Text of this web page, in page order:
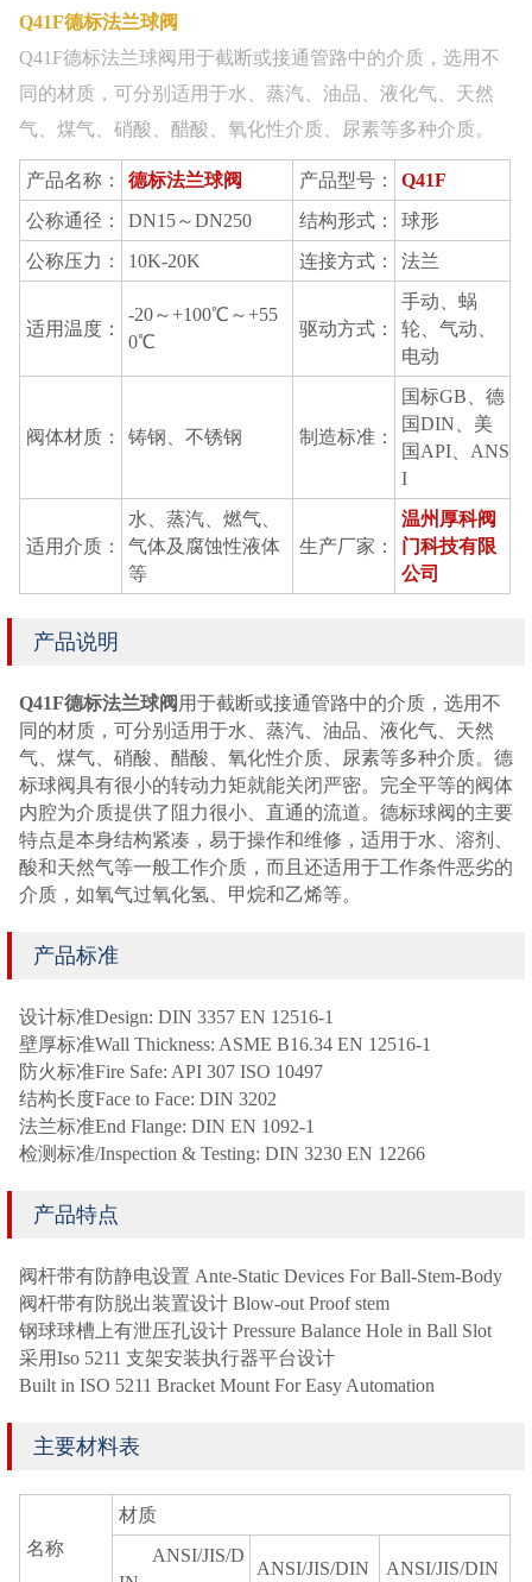
Q41F德标法兰球阀
Q41F德标法兰球阀用于截断或接通管路中的介质，选用不
同的材质，可分别适用于水、蒸汽、油品、液化气、天然
气、煤气、硝酸、醋酸、氧化性介质、尿素等多种介质。
产品名称： 德标法兰球阀 产品型号：
Q41F
公称通径：
DN15～DN250 结构形式：
球形
公称压力：
10K-20K 连接方式： 法兰
适用温度：
-20～+100℃～+55
0℃
驱动方式：
手动、蜗
轮、气动、
电动
阀体材质： 铸钢、不锈钢 制造标准：
国标GB、德
国DIN、美
国API、ANS
I
适用介质：
水、蒸汽、燃气、
气体及腐蚀性液体
等
生产厂家：
温州厚科阀
门科技有限
公司
产品说明
Q41F德标法兰球阀 用于截断或接通管路中的介质，选用不
同的材质，可分别适用于水、蒸汽、油品、液化气、天然
气、煤气、硝酸、醋酸、氧化性介质、尿素等多种介质。德
标球阀具有很小的转动力矩就能关闭严密。完全平等的阀体
内腔为介质提供了阻力很小、直通的流道。德标球阀的主要
特点是本身结构紧凑，易于操作和维修，适用于水、溶剂、
酸和天然气等一般工作介质，而且还适用于工作条件恶劣的
介质，如氧气过氧化氢、甲烷和乙烯等。
产品标准
设计标准Design: DIN 3357 EN 12516-1
壁厚标准Wall Thickness: ASME B16.34 EN 12516-1
防火标准Fire Safe: API 307 ISO 10497
结构长度Face to Face: DIN 3202
法兰标准End Flange: DIN EN 1092-1
检测标准/Inspection & Testing: DIN 3230 EN 12266
产品特点
阀杆带有防静电设置 Ante-Static Devices For Ball-Stem-Body
阀杆带有防脱出装置设计 Blow-out Proof stem
钢球球槽上有泄压孔设计 Pressure Balance Hole in Ball Slot
采用Iso 5211 支架安装执行器平台设计
Built in ISO 5211 Bracket Mount For Easy Automation
主要材料表
名称
材质
ANSI/JIS/D
ANSI/JIS/DIN ANSI/JIS/DIN